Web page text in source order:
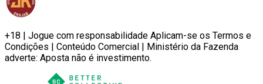
+18 | Jogue com responsabilidade Aplicam-se os Termos e
Condições | Conteúdo Comercial | Ministério da Fazenda
adverte: Aposta não é investimento.